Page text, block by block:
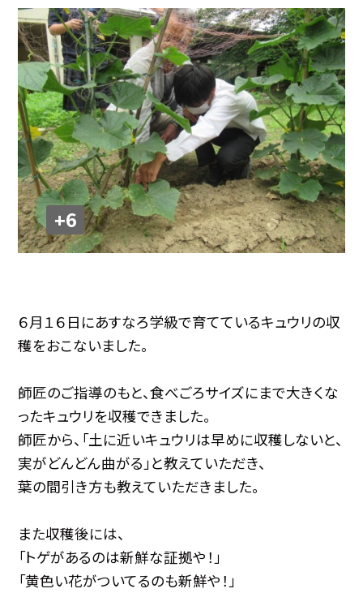
+6
６月１６日にあすなろ学級で育てているキュウリの収
穫をおこないました。
師匠のご指導のもと、食べごろサイズにまで大きくな
ったキュウリを収穫できました。
師匠から、「土に近いキュウリは早めに収穫しないと、
実がどんどん曲がる」と教えていただき、
葉の間引き方も教えていただきました。
また収穫後には、
「トゲがあるのは新鮮な証拠や！」
「黄色い花がついてるのも新鮮や！」